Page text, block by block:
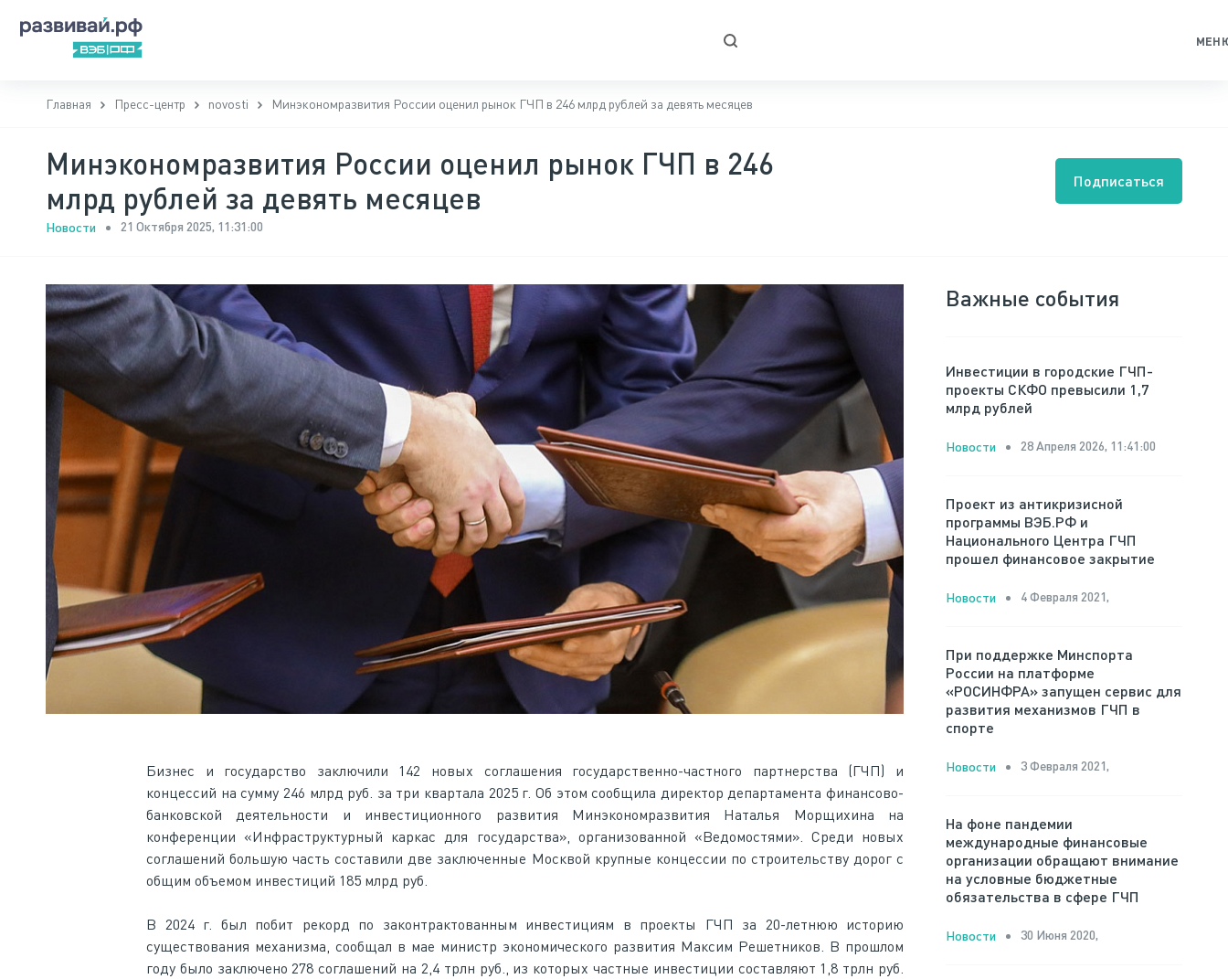
Главная Пресс-центр novosti Минэкономразвития России оценил рынок ГЧП в 246 млрд рублей за девять месяцев
Минэкономразвития России оценил рынок ГЧП в 246
млрд рублей за девять месяцев
Подписаться
Новости 21 Октября 2025, 11:31:00
Бизнес и государство заключили 142 новых соглашения государственно-частного партнерства (ГЧП) и
концессий на сумму 246 млрд руб. за три квартала 2025 г. Об этом сообщила директор департамента финансово-
банковской деятельности и инвестиционного развития Минэкономразвития Наталья Морщихина на
конференции «Инфраструктурный каркас для государства», организованной «Ведомостями». Среди новых
соглашений большую часть составили две заключенные Москвой крупные концессии по строительству дорог с
общим объемом инвестиций 185 млрд руб.
В 2024 г. был побит рекорд по законтрактованным инвестициям в проекты ГЧП за 20-летнюю историю
существования механизма, сообщал в мае министр экономического развития Максим Решетников. В прошлом
году было заключено 278 соглашений на 2,4 трлн руб., из которых частные инвестиции составляют 1,8 трлн руб.
Важные события
Инвестиции в городские ГЧП-
проекты СКФО превысили 1,7
млрд рублей
Новости 28 Апреля 2026, 11:41:00
Проект из антикризисной
программы ВЭБ.РФ и
Национального Центра ГЧП
прошел финансовое закрытие
Новости 4 Февраля 2021,
При поддержке Минспорта
России на платформе
«РОСИНФРА» запущен сервис для
развития механизмов ГЧП в
спорте
Новости 3 Февраля 2021,
На фоне пандемии
международные финансовые
организации обращают внимание
на условные бюджетные
обязательства в сфере ГЧП
Новости 30 Июня 2020,